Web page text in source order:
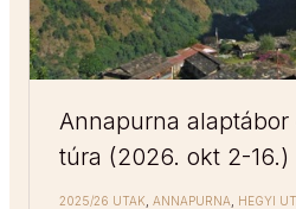
Annapurna alaptábor
túra (2026. okt 2-16.)
2025/26 UTAK ANNAPURNA HEGYI